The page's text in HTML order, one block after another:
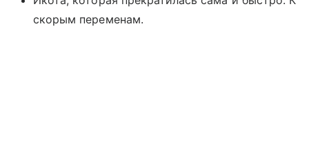
скорым переменам.